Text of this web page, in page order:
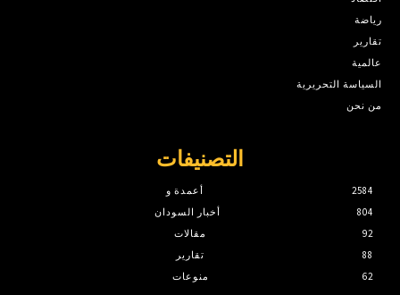
رياضة
تقارير
عالمية
السياسة التحريرية
من نحن
التصنيفات
أعمدة و
2584
أخبار السودان
804
مقالات
92
تقارير
88
منوعات
62